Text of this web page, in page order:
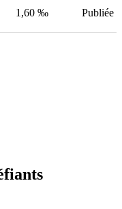
1,60 ‰ Publiée